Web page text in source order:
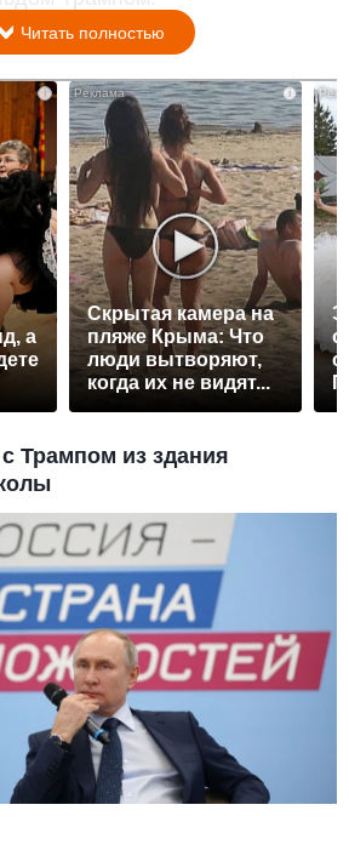
Читать полностью
а
i
Скрытая камера на
пляже Крыма: Что
люди вытворяют,
когда их не видят...
Трампом из здания